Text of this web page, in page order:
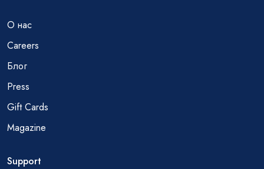
О нас
Careers
Блог
Press
Gift Cards
Magazine
Support